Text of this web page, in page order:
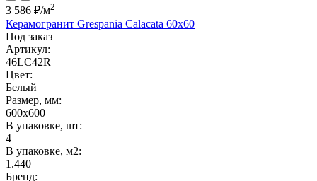
3 586 ₽/м2
Керамогранит Grespania Calacata 60x60
Под заказ
Артикул:
46LC42R
Цвет:
Белый
Размер, мм:
600x600
В упаковке, шт:
4
В упаковке, м2:
1.440
Бренд: